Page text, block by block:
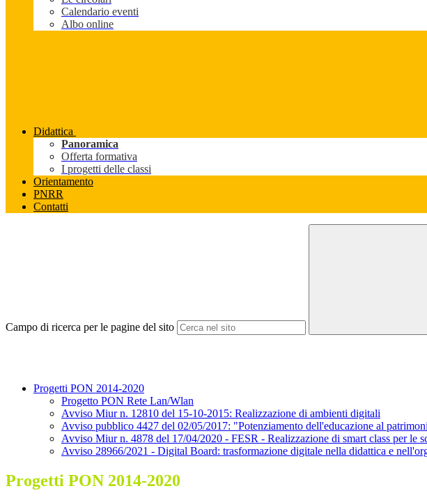
Calendario eventi
Albo online
Didattica
Panoramica
Offerta formativa
I progetti delle classi
Orientamento
PNRR
Contatti
Campo di ricerca per le pagine del sito
Progetti PON 2014-2020
Progetto PON Rete Lan/Wlan
Avviso Miur n. 12810 del 15-10-2015: Realizzazione di ambienti digitali
Avviso pubblico 4427 del 02/05/2017: "Potenziamento dell'educazione al
Avviso Miur n. 4878 del 17/04/2020 - FESR - Realizzazione di smart class per le
Avviso 28966/2021 - Digital Board: trasformazione digitale nella didattica e
Progetti PON 2014-2020